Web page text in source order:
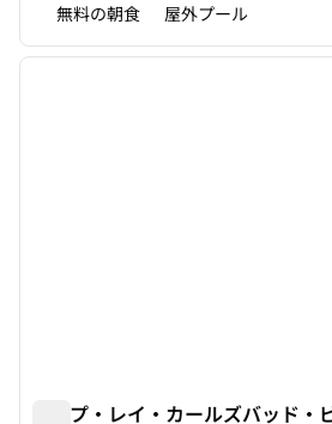
無料の朝食 屋外プール
1/12
ケープ・レイ・カールズバッド・